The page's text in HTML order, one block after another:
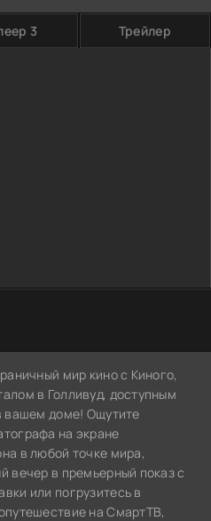
3 Трейлер
мир кино с Киного,
в Голливуд, доступным
вашем доме! Ощутите
на экране
в любой точке мира,
вечер в премьерный показ с
или погрузитесь в
на СмартТВ,